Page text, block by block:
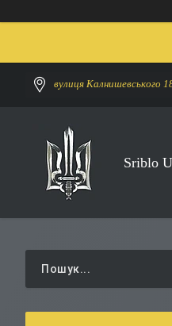
вулиця Калнишевського
Sriblo